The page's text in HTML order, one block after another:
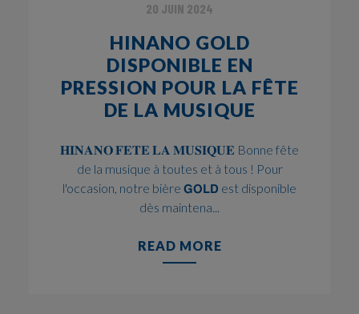
20 JUIN 2024
HINANO GOLD
DISPONIBLE EN
PRESSION POUR LA FÊTE
DE LA MUSIQUE
𝐇𝐈𝐍𝐀𝐍𝐎 𝐅𝐄𝐓𝐄 𝐋𝐀 𝐌𝐔𝐒𝐈𝐐𝐔𝐄 Bonne fête
de la musique à toutes et à tous ! Pour
l'occasion, notre bière 𝗚𝗢𝗟𝗗 est disponible
dès maintena...
READ MORE